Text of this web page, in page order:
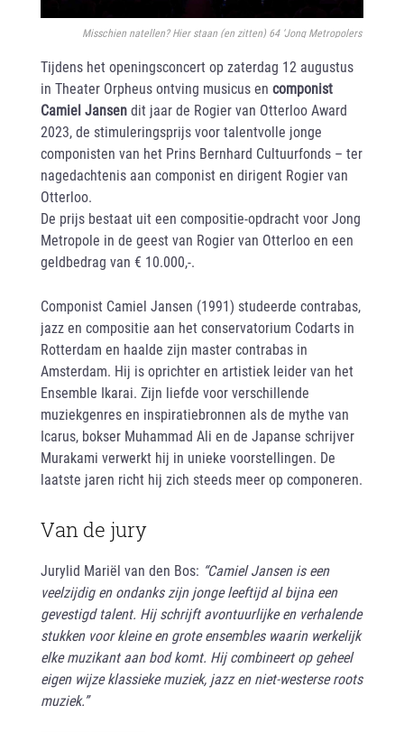
Misschien natellen? Hier staan (en zitten) 64 ‘Jong Metropolers’
Tijdens het openingsconcert op zaterdag 12 augustus
in Theater Orpheus ontving musicus en componist
Camiel Jansendit jaar de Rogier van Otterloo Award
2023, de stimuleringsprijs voor talentvolle jonge
componisten van het Prins Bernhard Cultuurfonds – ter
nagedachtenis aan componist en dirigent Rogier van
Otterloo.
De prijs bestaat uit een compositie-opdracht voor Jong
Metropole in de geest van Rogier van Otterloo en een
geldbedrag van € 10.000,-.
Componist Camiel Jansen (1991) studeerde contrabas,
jazz en compositie aan het conservatorium Codarts in
Rotterdam en haalde zijn master contrabas in
Amsterdam. Hij is oprichter en artistiek leider van het
Ensemble Ikarai. Zijn liefde voor verschillende
muziekgenres en inspiratiebronnen als de mythe van
Icarus, bokser Muhammad Ali en de Japanse schrijver
Murakami verwerkt hij in unieke voorstellingen. De
laatste jaren richt hij zich steeds meer op componeren.
Van de jury
Jurylid Mariël van den Bos: “Camiel Jansen is een
veelzijdig en ondanks zijn jonge leeftijd al bijna een
gevestigd talent. Hij schrijft avontuurlijke en verhalende
stukken voor kleine en grote ensembles waarin werkelijk
elke muzikant aan bod komt. Hij combineert op geheel
eigen wijze klassieke muziek, jazz en niet-westerse roots
muziek.”